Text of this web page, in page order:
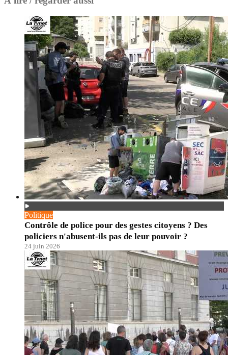
Politique
Contrôle de police pour des gestes citoyens ? Des
policiers n'abusent-ils pas de leur pouvoir ?
24 juin 2026